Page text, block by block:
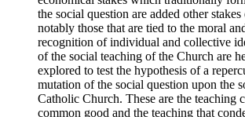
the social question are added other
notably those that are tied to the moral
recognition of individual and collective
of the social teaching of the Church are
explored to test the hypothesis of a
mutation of the social question upon the
Catholic Church. These are the teaching
common good and the teaching that